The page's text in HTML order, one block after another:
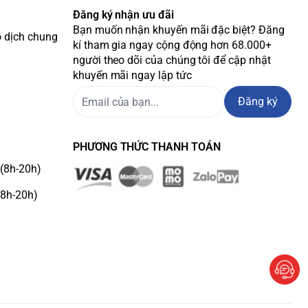
dịch chung
20h)
20h)
Đăng ký nhận ưu đãi
Bạn muốn nhận khuyến mãi đặc biệt? Đăng
kí tham gia ngay cộng động hơn 68.000+
người theo dõi của chúng tôi để cập nhật
khuyến mãi ngay lập tức
Đăng ký
PHƯƠNG THỨC THANH TOÁN